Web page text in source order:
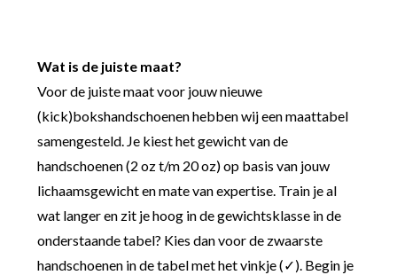
Wat is de juiste maat?
Voor de juiste maat voor jouw nieuwe
(kick)bokshandschoenen hebben wij een maattabel
samengesteld. Je kiest het gewicht van de
handschoenen (2 oz t/m 20 oz) op basis van jouw
lichaamsgewicht en mate van expertise. Train je al
wat langer en zit je hoog in de gewichtsklasse in de
onderstaande tabel? Kies dan voor de zwaarste
handschoenen in de tabel met het vinkje (✓). Begin je